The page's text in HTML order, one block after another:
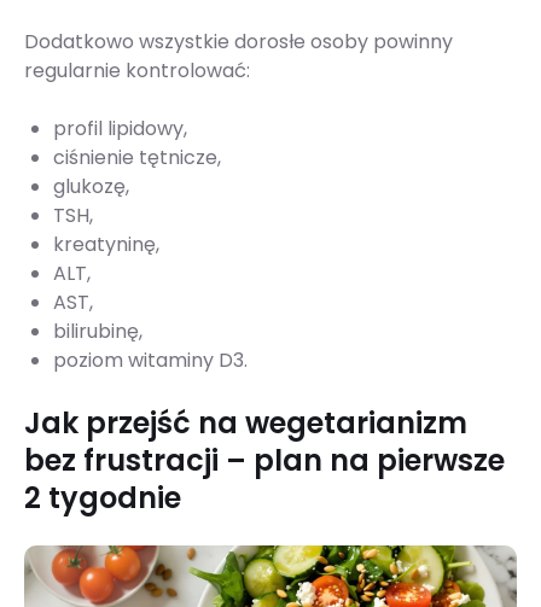
Dodatkowo wszystkie dorosłe osoby powinny
regularnie kontrolować:
profil lipidowy,
ciśnienie tętnicze,
glukozę,
TSH,
kreatyninę,
ALT,
AST,
bilirubinę,
poziom witaminy D3.
Jak przejść na wegetarianizm
bez frustracji – plan na pierwsze
2 tygodnie